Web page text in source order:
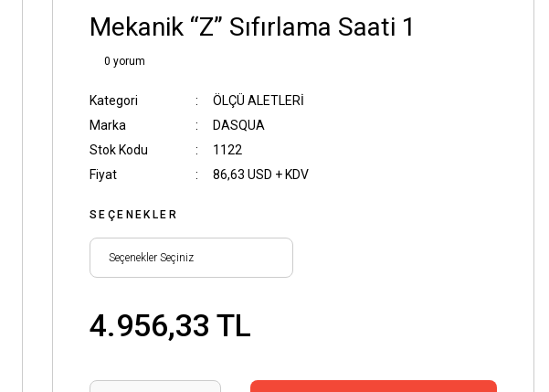
Mekanik “Z” Sıfırlama Saati 1
0 yorum
Kategori
ÖLÇÜ ALETLERİ
Marka
DASQUA
Stok Kodu
1122
Fiyat
86,63 USD + KDV
SEÇENEKLER
4.956,33 TL